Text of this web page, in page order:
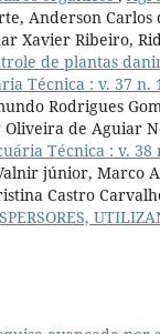
Anderson
Xavier Ribeiro,
de plantas
Técnica : v. 37 n.
Rodrigues
de Aguiar
Técnica : v. 38
júnior, Marco
Castro